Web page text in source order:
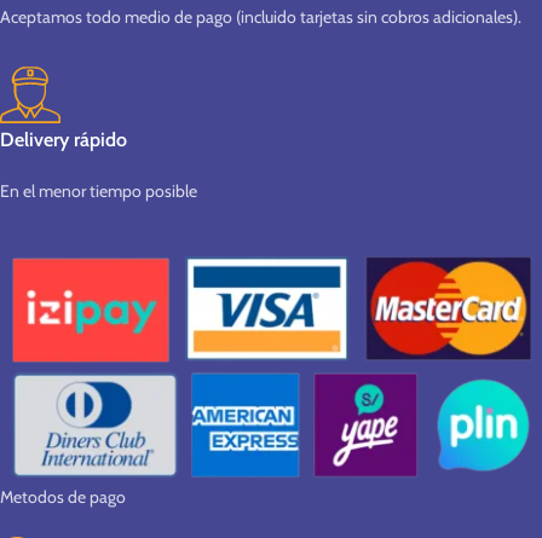
Aceptamos todo medio de pago (incluido tarjetas sin cobros adicionales).
Delivery rápido
En el menor tiempo posible
Metodos de pago